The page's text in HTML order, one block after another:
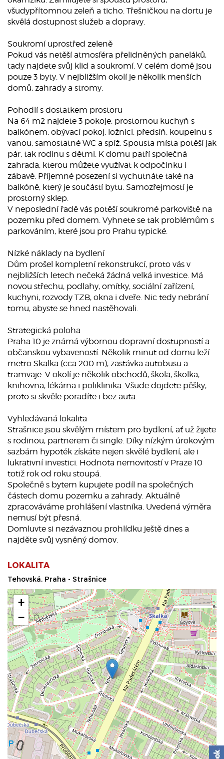
všudypřítomnou zeleň a ticho. Třešničkou na dortu je
skvělá dostupnost služeb a dopravy.
Soukromí uprostřed zeleně
Pokud vás netěší atmosféra přelidněných paneláků,
tady najdete svůj klid a soukromí. V celém domě jsou
pouze 3 byty. V nejbližším okolí je několik menších
domů, zahrady a stromy.
Pohodlí s dostatkem prostoru
Na 64 m2 najdete 3 pokoje, prostornou kuchyň s
balkónem, obývací pokoj, ložnici, předsíň, koupelnu s
vanou, samostatné WC a spíž. Spousta místa potěší jak
pár, tak rodinu s dětmi. K domu patří společná
zahrada, kterou můžete využívat k odpočinku i
zábavě. Příjemné posezení si vychutnáte také na
balkóně, který je součástí bytu. Samozřejmostí je
prostorný sklep.
V neposlední řadě vás potěší soukromé parkoviště na
pozemku před domem. Vyhnete se tak problémům s
parkováním, které jsou pro Prahu typické.
Nízké náklady na bydlení
Dům prošel kompletní rekonstrukcí, proto vás v
nejbližších letech nečeká žádná velká investice. Má
novou střechu, podlahy, omítky, sociální zařízení,
kuchyni, rozvody TZB, okna i dveře. Nic tedy nebrání
tomu, abyste se hned nastěhovali.
Strategická poloha
Praha 10 je známá výbornou dopravní dostupností a
občanskou vybaveností. Několik minut od domu leží
metro Skalka (cca 200 m), zastávka autobusu a
tramvaje. V okolí je několik obchodů, škola, školka,
knihovna, lékárna i poliklinika. Všude dojdete pěšky,
proto si skvěle poradíte i bez auta.
Vyhledávaná lokalita
Strašnice jsou skvělým místem pro bydlení, ať už žijete
s rodinou, partnerem či single. Díky nízkým úrokovým
sazbám hypoték získáte nejen skvělé bydlení, ale i
lukrativní investici. Hodnota nemovitostí v Praze 10
totiž rok od roku stoupá.
Společně s bytem kupujete podíl na společných
částech domu pozemku a zahrady. Aktuálně
zpracováváme prohlášení vlastníka. Uvedená výměra
nemusí být přesná.
Domluvte si nezávaznou prohlídku ještě dnes a
najděte svůj vysněný domov.
LOKALITA
Tehovská, Praha - Strašnice
+
−